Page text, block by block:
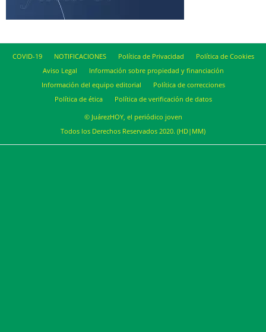
COVID-19 NOTIFICACIONES Política de Privacidad
Política de Cookies
Aviso Legal
Información sobre propiedad y financiación
Información del equipo editorial
Política de correcciones
Política de ética
Política de verificación de datos
© JuárezHOY, el periódico joven
Todos los Derechos Reservados 2020. (HD|MM)